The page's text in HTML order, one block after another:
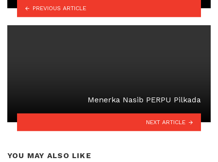
PREVIOUS ARTICLE
Menerka Nasib PERPU Pilkada
NEXT ARTICLE
YOU MAY ALSO LIKE